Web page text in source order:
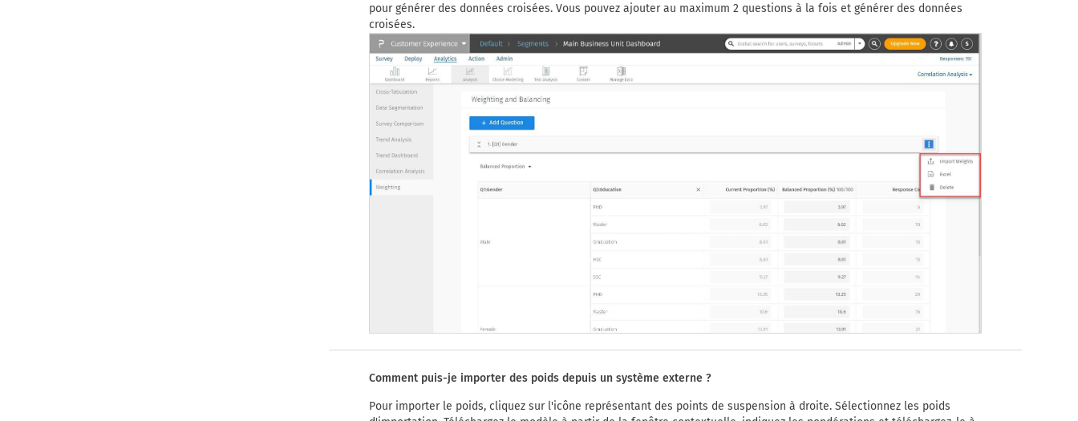
pour générer des données croisées. Vous pouvez ajouter au maximum 2 questions à la fois et générer des données
croisées.
Comment puis-je importer des poids depuis un système externe ?
Pour importer le poids, cliquez sur l'icône représentant des points de suspension à droite. Sélectionnez les poids